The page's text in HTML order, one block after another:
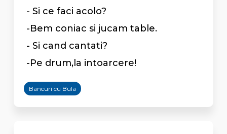
- Si ce faci acolo?
-Bem coniac si jucam table.
- Si cand cantati?
-Pe drum,la intoarcere!
Bancuri cu Bula